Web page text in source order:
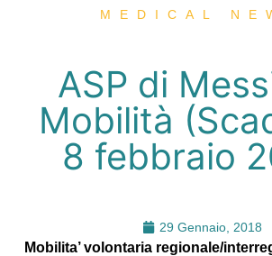
MEDICAL
ASP di
Mobilità
8 febbraio
29 Gennaio, 2018
Mobilita’ volontaria regionale/